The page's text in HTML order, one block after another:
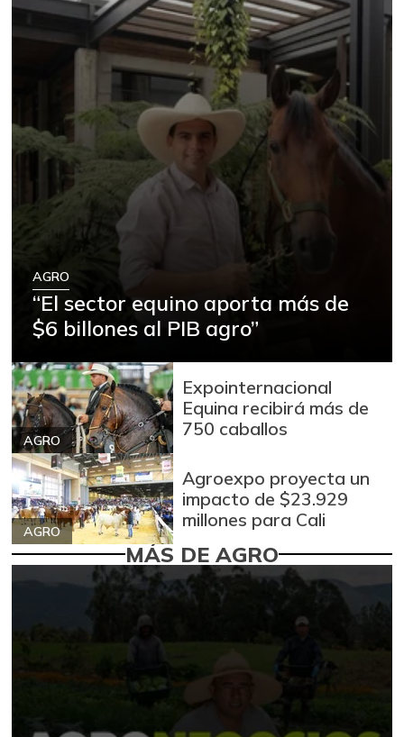
AGRO
“El sector equino aporta más de
$6 billones al PIB agro”
AGRO
Expointernacional
Equina recibirá más de
750 caballos
AGRO
Agroexpo proyecta un
impacto de $23.929
millones para Cali
MÁS DE AGRO